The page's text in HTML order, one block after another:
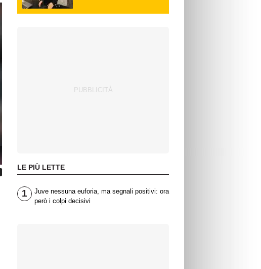
LE PIÙ LETTE
1
Juve nessuna euforia, ma segnali positivi: ora
però i colpi decisivi